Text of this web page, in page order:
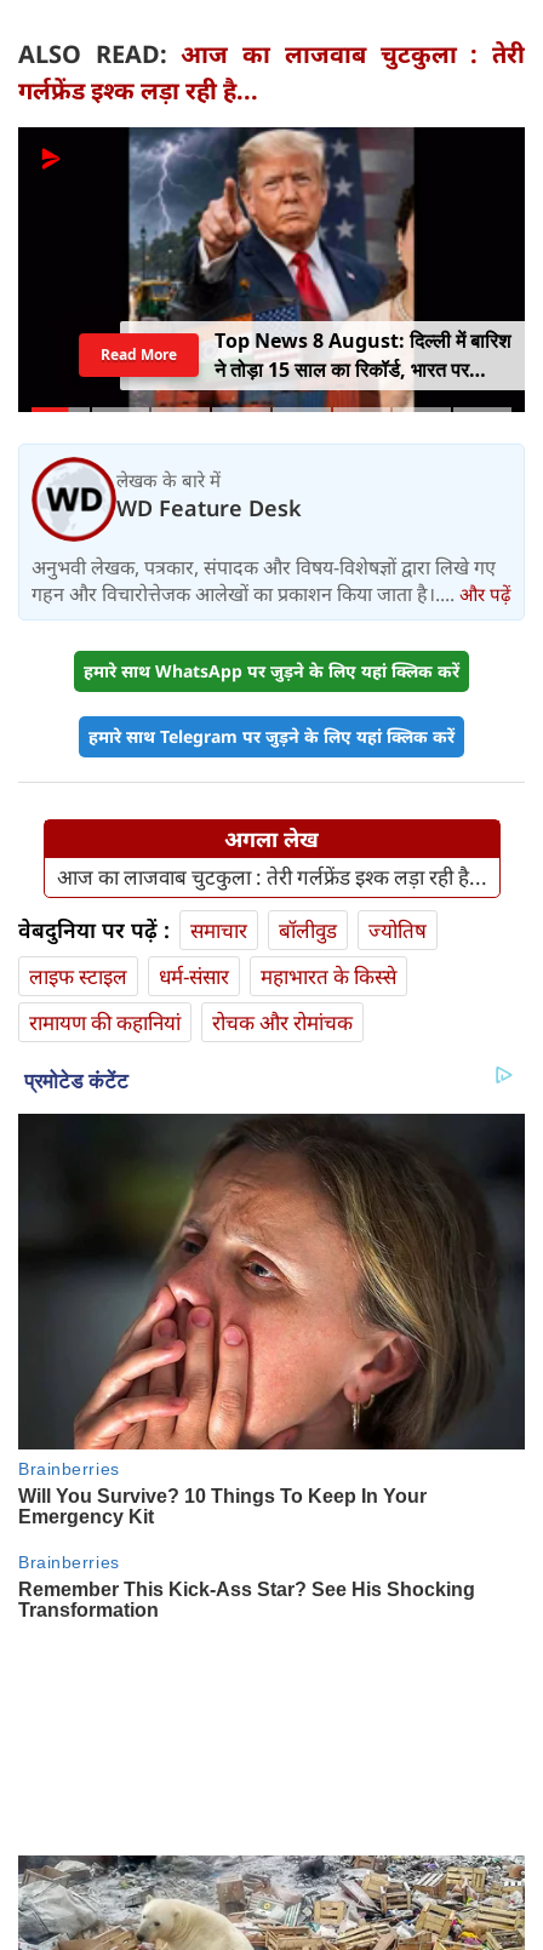
ALSO READ:आज का लाजवाब चुटकुला : तेरी
गर्लफ्रेंड इश्क लड़ा रही है...
Top News 8 August: दिल्ली में बारिश
ने तोड़ा 15 साल का रिकॉर्ड, भारत पर
100% टैरिफ का खतरा; Gen Z पर कंगना
Read More
लेखक के बारे में
WD Feature Desk
अनुभवी लेखक, पत्रकार, संपादक और विषय-विशेषज्ञों द्वारा लिखे गए
गहन और विचारोत्तेजक आलेखों का प्रकाशन किया जाता है।.... और पढ़ें
हमारे साथ WhatsApp पर जुड़ने के लिए यहां क्लिक करें
हमारे साथ Telegram पर जुड़ने के लिए यहां क्लिक करें
अगला लेख
आज का लाजवाब चुटकुला : तेरी गर्लफ्रेंड इश्क लड़ा रही है...
वेबदुनिया पर पढ़ें : समाचार बॉलीवुड
ज्योतिष
लाइफ स्‍टाइल
धर्म-संसार
महाभारत के किस्से
रामायण की कहानियां
रोचक और रोमांचक